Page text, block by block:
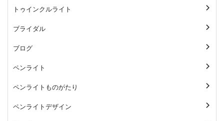
トゥインクルライト
ブライダル
ブログ
ペンライト
ペンライトものがたり
ペンライトデザイン